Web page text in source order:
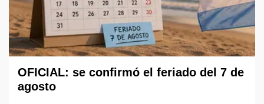
OFICIAL: se confirmó el feriado del 7 de
agosto